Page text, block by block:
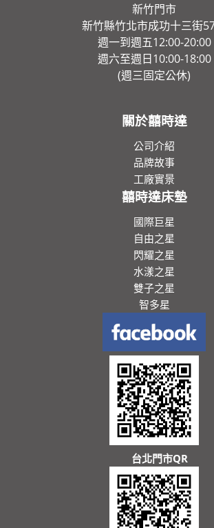
新竹門市
新竹縣竹北市成功十三街
週一到週五12:00-20:00
週六至週日10:00-18:00
(週三固定公休)
關於囍時達
公司介紹
品牌故事
工廠實景
囍時達床墊
國際巨星
自由之星
閃耀之星
水漾之星
雙子之星
智多星
台北門市QR